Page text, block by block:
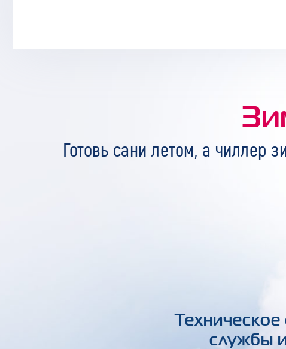
Готовь сани летом, а чиллер
службы